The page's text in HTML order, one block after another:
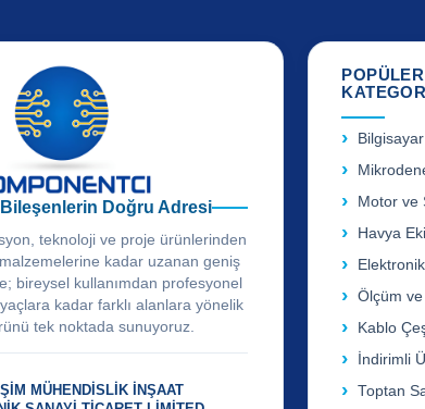
Doğru Adresi
teknoloji ve proje ürünlerinden
kadar uzanan geniş
bireysel kullanımdan profesyonel
kadar farklı alanlara yönelik
tek noktada sunuyoruz.
MÜHENDİSLİK İNŞAAT
POPÜLER
Motor ve
Havya
Ölçüm
Kablo
İndirimli
Toptan